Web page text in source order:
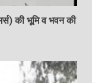
की भूमि व भवन की